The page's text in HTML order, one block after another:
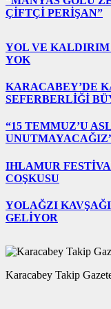
ÇİFTÇİ PERİŞAN”
YOL VE
YOK
KARACABEY’DE
SEFERBERLİĞİ
“15 TEMMUZ’U
IHLAMUR
COŞKUSU
YOLAĞZI
GELİYOR
Karacabey Takip